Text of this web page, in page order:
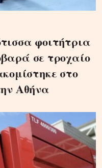
φοιτήτρια
σε τροχαίο
στο
Αθήνα